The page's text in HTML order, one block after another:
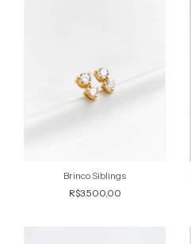
Brinco Siblings
R$3.500,00